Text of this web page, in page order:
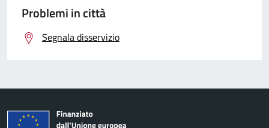
Problemi in città
Segnala disservizio